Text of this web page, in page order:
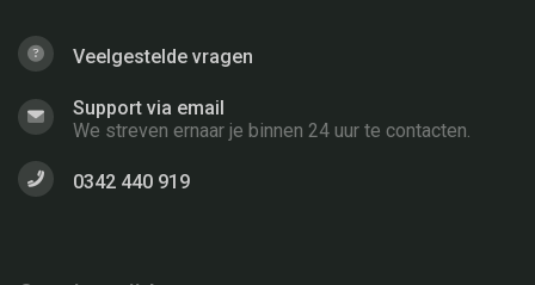
Veelgestelde vragen
Support via email
We streven ernaar je binnen 24 uur te contacten.
0342 440 919